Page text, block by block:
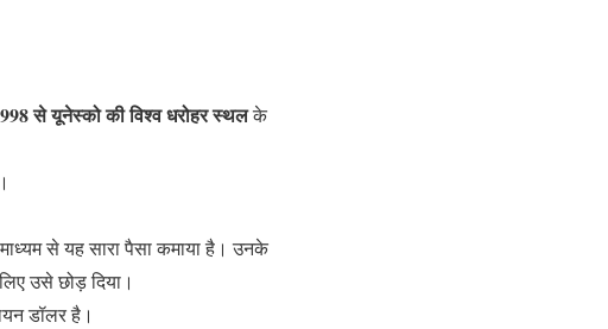
से यूनेस्को की विश्व धरोहर स्थलके
से यह सारा पैसा कमाया है। उनके
उसे छोड़ दिया।
डॉलर है।